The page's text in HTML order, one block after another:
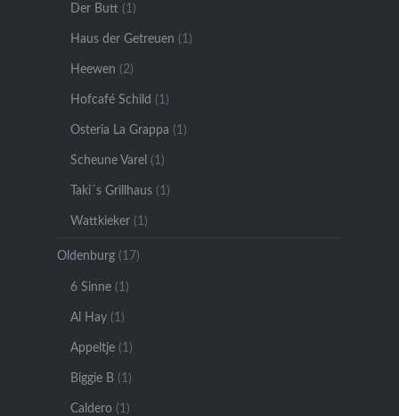
Der Butt(1)
Haus der Getreuen (1)
Heewen (2)
Hofcafé Schild (1)
Osteria La Grappa (1)
Scheune Varel (1)
Taki´s Grillhaus(1)
Wattkieker(1)
Oldenburg(17)
6 Sinne(1)
Al Hay(1)
Appeltje(1)
Biggie B(1)
Caldero(1)